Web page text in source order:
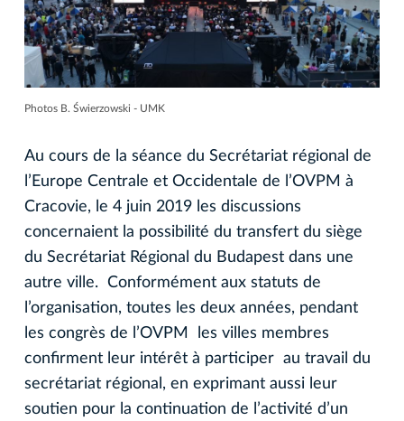
Photos B. Świerzowski - UMK
Au cours de la séance du Secrétariat régional de
l’Europe Centrale et Occidentale de l’OVPM à
Cracovie, le 4 juin 2019 les discussions
concernaient la possibilité du transfert du siège
du Secrétariat Régional du Budapest dans une
autre ville. Conformément aux statuts de
l’organisation, toutes les deux années, pendant
les congrès de l’OVPM les villes membres
confirment leur intérêt à participer au travail du
secrétariat régional, en exprimant aussi leur
soutien pour la continuation de l’activité d’un